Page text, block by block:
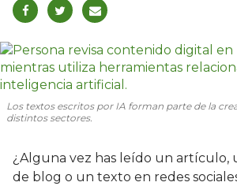
Los textos escritos por IA forman parte de la
distintos sectores.
¿Alguna vez has leído un artículo,
de blog o un texto en redes